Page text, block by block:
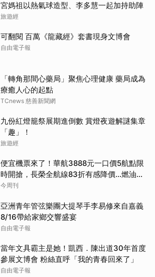
宮媽祖以熱氣球造型、李多慧一起加持助陣
旅遊經
可翻閱 百萬《龍藏經》套書現身文博會
自由電子報
「轉角那間心藥局」聚焦心理健康 藥局成為
療癒人心的起點
TCnews 慈善新聞網
九份紅燈籠祭展期進倒數 賞燈夜遊解謎集章
「趣」！
旅遊經
便宜機票來了！華航3888元一口價5航點限
時開搶，長榮全航線83折有感降價…燃油稅
8/9調漲早買早省
今周刊
亞洲青年管弦樂團大提琴手李易修來自嘉義
8/16帶給家鄉交響盛宴
自由電子報
當年文具霸主是她！凱西．陳出道30年首度
參展文博會 粉絲直呼「我的青春回來了」
自由電子報